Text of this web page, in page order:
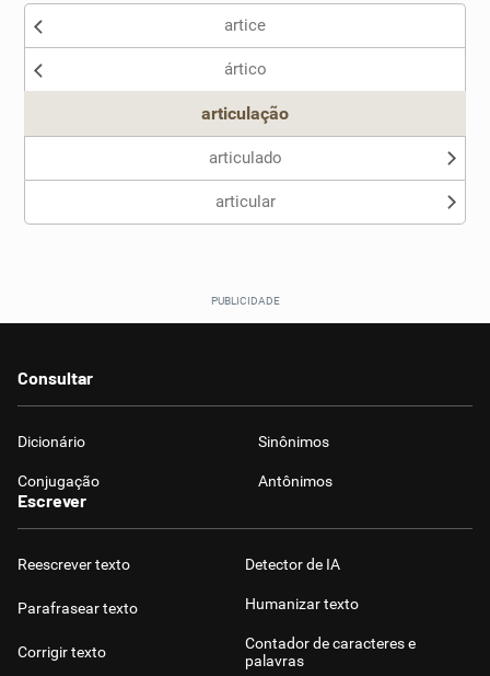
Nenhum dos sinônimos apresentados me ajudou
artice
ártico
articulação
articulado
articular
Consultar
Dicionário Sinônimos
Conjugação Antônimos
Escrever
Reescrever texto
Parafrasear texto
Corrigir texto
Detector de IA
Humanizar texto
Contador de caracteres e
palavras